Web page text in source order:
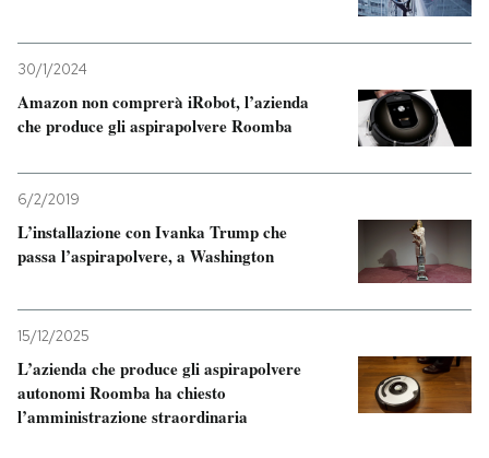
30/1/2024
Amazon non comprerà iRobot, l’azienda
che produce gli aspirapolvere Roomba
6/2/2019
L’installazione con Ivanka Trump che
passa l’aspirapolvere, a Washington
15/12/2025
L’azienda che produce gli aspirapolvere
autonomi Roomba ha chiesto
l’amministrazione straordinaria